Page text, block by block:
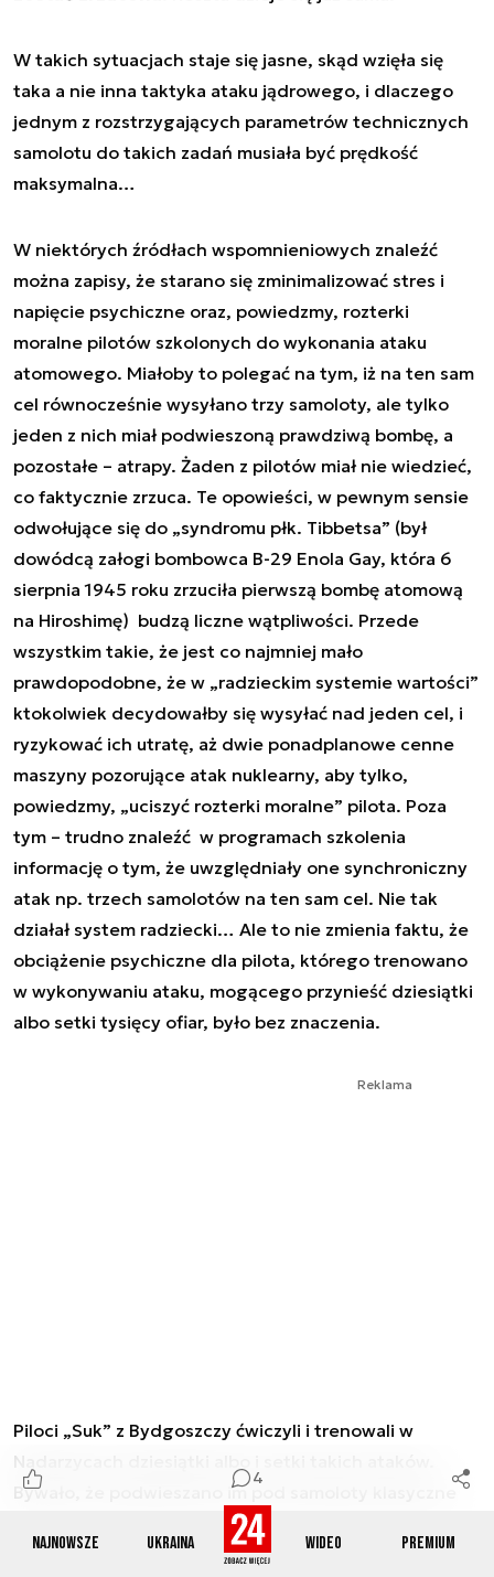
Najnowsze Ukraina Wideo Premium
4
W takich sytuacjach staje się jasne, skąd wzięła się
taka a nie inna taktyka ataku jądrowego, i dlaczego
jednym z rozstrzygających parametrów technicznych
samolotu do takich zadań musiała być prędkość
maksymalna…
W niektórych źródłach wspomnieniowych znaleźć
można zapisy, że starano się zminimalizować stres i
napięcie psychiczne oraz, powiedzmy, rozterki
moralne pilotów szkolonych do wykonania ataku
atomowego. Miałoby to polegać na tym, iż na ten sam
cel równocześnie wysyłano trzy samoloty, ale tylko
jeden z nich miał podwieszoną prawdziwą bombę, a
pozostałe – atrapy. Żaden z pilotów miał nie wiedzieć,
co faktycznie zrzuca. Te opowieści, w pewnym sensie
odwołujące się do „syndromu płk. Tibbetsa” (był
dowódcą załogi bombowca B-29 Enola Gay, która 6
sierpnia 1945 roku zrzuciła pierwszą bombę atomową
na Hiroshimę) budzą liczne wątpliwości. Przede
wszystkim takie, że jest co najmniej mało
prawdopodobne, że w „radzieckim systemie wartości”
ktokolwiek decydowałby się wysyłać nad jeden cel, i
ryzykować ich utratę, aż dwie ponadplanowe cenne
maszyny pozorujące atak nuklearny, aby tylko,
powiedzmy, „uciszyć rozterki moralne” pilota. Poza
tym – trudno znaleźć w programach szkolenia
informację o tym, że uwzględniały one synchroniczny
atak np. trzech samolotów na ten sam cel. Nie tak
działał system radziecki… Ale to nie zmienia faktu, że
obciążenie psychiczne dla pilota, którego trenowano
w wykonywaniu ataku, mogącego przynieść dziesiątki
albo setki tysięcy ofiar, było bez znaczenia.
Reklama
Piloci „Suk” z Bydgoszczy ćwiczyli i trenowali w
Nadarzycach dziesiątki albo i setki takich ataków.
Bywało, że podwieszano im pod samoloty klasyczne
bomby, w pełni uzbrojone, 250-tki albo 500-ki, a
bywało, że IAB-500, pozoracyjne bomby imitujące